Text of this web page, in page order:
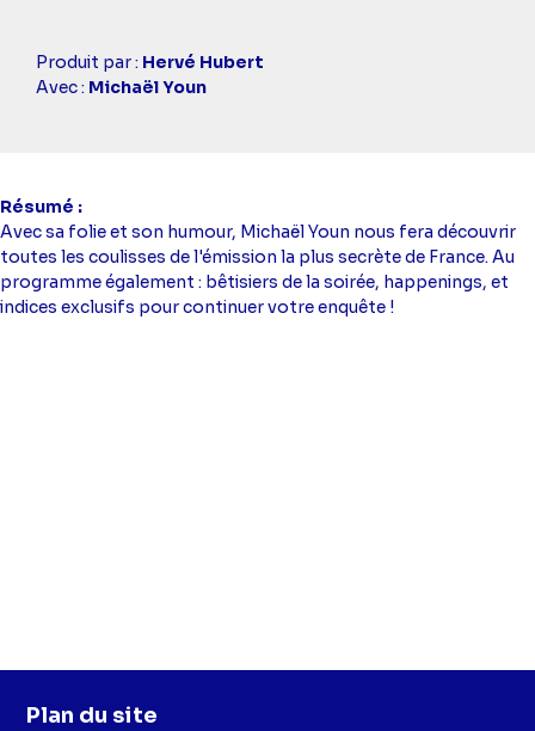
Casting
simba
Produit par : Hervé Hubert
Avec : Michaël Youn
Résumé
Avec sa folie et son humour, Michaël Youn nous fera découvrir
toutes les coulisses de l'émission la plus secrète de France. Au
programme également : bêtisiers de la soirée, happenings, et
indices exclusifs pour continuer votre enquête !
Plan du site